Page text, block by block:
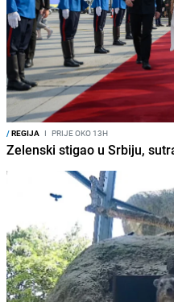
/REGIJA I PRIJE OKO 13H
Zelenski stigao u Srbiju,